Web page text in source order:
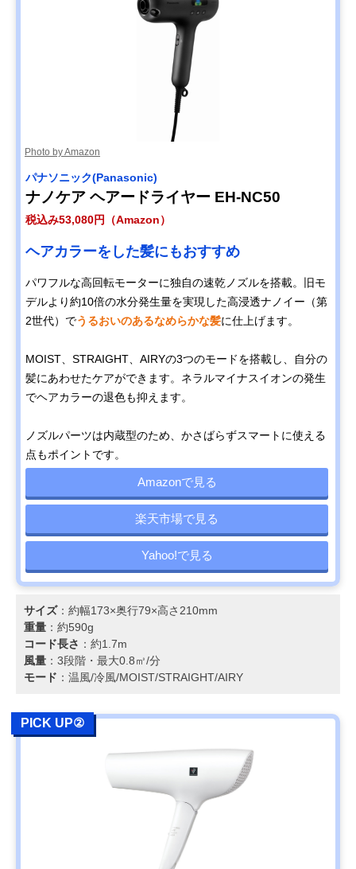
Photo by Amazon
パナソニック(Panasonic)
ナノケア ヘアードライヤー EH-NC50
税込み53,080円（Amazon）
ヘアカラーをした髪にもおすすめ
パワフルな高回転モーターに独自の速乾ノズルを搭載。旧モ
デルより約10倍の水分発生量を実現した高浸透ナノイー（第
2世代）でうるおいのあるなめらかな髪に仕上げます。
MOIST、STRAIGHT、AIRYの3つのモードを搭載し、自分の
髪にあわせたケアができます。ネラルマイナスイオンの発生
でヘアカラーの退色も抑えます。
ノズルパーツは内蔵型のため、かさばらずスマートに使える
点もポイントです。
Amazonで見る
楽天市場で見る
Yahoo!で見る
サイズ：約幅173×奥行79×高さ210mm
重量 ：約590g
コード長さ ：約1.7m
風量 ：3段階・最大0.8㎥/分
モード ：温風/冷風/MOIST/STRAIGHT/AIRY
PICK UP②